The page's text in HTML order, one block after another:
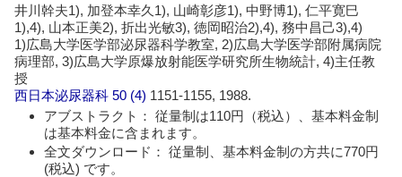
井川幹夫1), 加登本幸久1), 山崎彰彦1), 中野博1), 仁平寛巳
1),4), 山本正美2), 折出光敏3), 徳岡昭治2),4), 務中昌己3),4)
1)広島大学医学部泌尿器科学教室, 2)広島大学医学部附属病院
病理部, 3)広島大学原爆放射能医学研究所生物統計, 4)主任教
授
西日本泌尿器科 50 (4) 1151-1155, 1988.
アブストラクト： 従量制は110円（税込）、基本料金制
は基本料金に含まれます。
全文ダウンロード： 従量制、基本料金制の方共に770円
(税込) です。